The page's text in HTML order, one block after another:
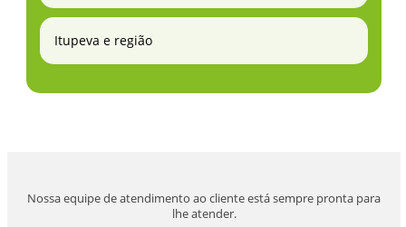
Itupeva e região
Nossa equipe de atendimento ao cliente está sempre pronta para
lhe atender.